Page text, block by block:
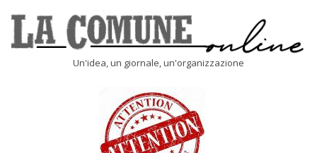
content
Un'idea, un giornale, un'organizzazione